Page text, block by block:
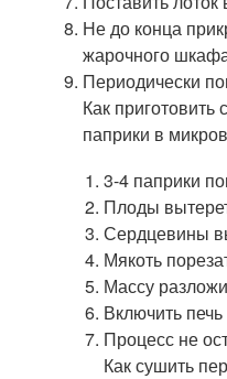
Не до конца
жарочного
Периодически
Как
паприки в
3-4 паприки
Плоды
Сердцевины
Мякоть
Массу
Включить
Процесс не
Как сушить